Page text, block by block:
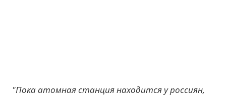
"Пока атомная станция находится у россиян,